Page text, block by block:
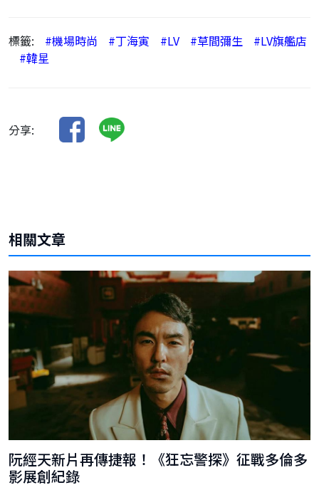
標籤: #機場時尚 #丁海寅 #LV #草間彌生
#LV旗艦店
#韓星
分享:
相關文章
阮經天新片再傳捷報！《狂忘警探》征戰多倫多
影展創紀錄